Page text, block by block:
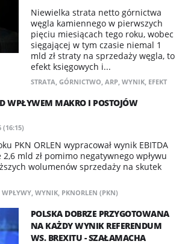
Niewielka strata netto górnictwa
węgla kamiennego w pierwszych
pięciu miesiącach tego roku, wobec
sięgającej w tym czasie niemal 1
mld zł straty na sprzedaży węgla, to
efekt księgowych i...
STRATA, GÓRNICTWO, ARP, WYNIK, EFEKT
WPŁYWEM MAKRO I POSTOJÓW
(16:15)
PKN ORLEN wypracował wynik EBITDA
mld zł pomimo negatywnego wpływu
wolumenów sprzedaży na skutek
WPŁYWY, WYNIK, PKNORLEN (PKN)
POLSKA DOBRZE PRZYGOTOWANA
NA KAŻDY WYNIK REFERENDUM
WS. BREXITU - SZAŁAMACHA